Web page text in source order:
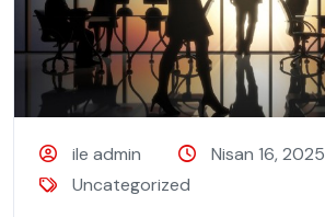
ile admin
Nisan 16, 2025
Uncategorized